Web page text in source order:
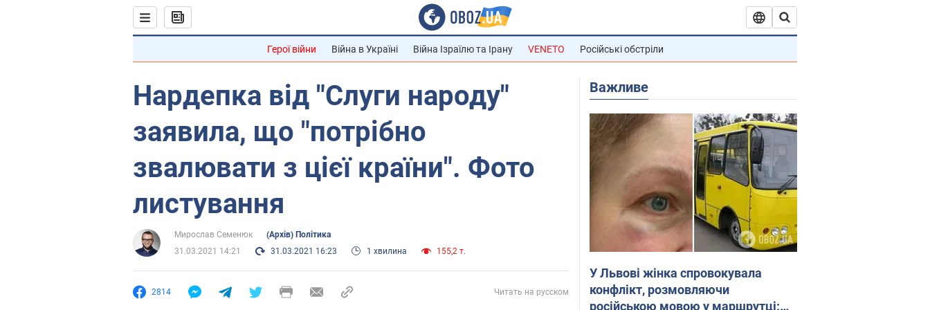
Герої війни Війна в Україні Війна Ізраїлю та Ірану VENETO Російські обстріли
Нардепка від "Слуги народу"
заявила, що "потрібно
звалювати з цієї країни". Фото
листування
Мирослав Семенюк
(Архів) Політика
31.03.2021 14:21
31.03.2021 16:23 1 хвилина 155,2 т.
2814 Читать на русском
Важливе
У Львові жінка спровокувала
конфлікт, розмовляючи
російською мовою у маршрутці: